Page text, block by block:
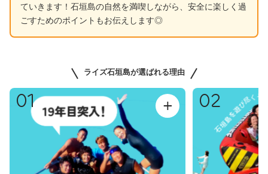
ていきます！石垣島の自然を満喫しながら、安全に楽しく過
ごすためのポイントもお伝えします◎
ライズ石垣島が選ばれる理由
01 02